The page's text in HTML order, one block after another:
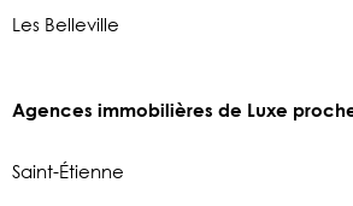
Les Belleville
Agences immobilières de Luxe
Saint-Étienne